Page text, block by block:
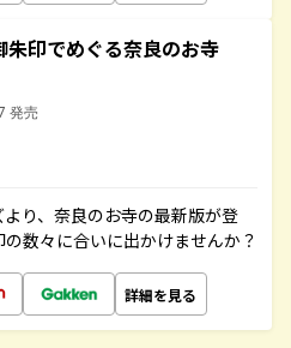
印でめぐる奈良のお寺
発売
り、奈良のお寺の最新版が登
数々に合いに出かけませんか？
詳細を見る